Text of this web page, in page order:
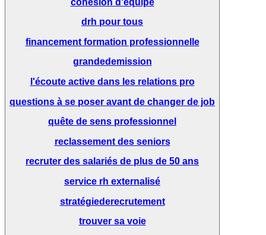
drh pour tous
financement formation professionnelle
grandedemission
l'écoute active dans les relations pro
questions à se poser avant de changer de job
quête de sens professionnel
reclassement des seniors
recruter des salariés de plus de 50 ans
service rh externalisé
stratégiederecrutement
trouver sa voie